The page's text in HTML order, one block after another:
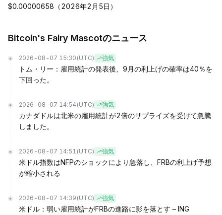
$0.00000658（2026年2月5日）
Bitcoin's Fairy Mascotのニュース
2026-08-07 15:30 (UTC) 強気
トム・リー：雇用統計の発表後、9月の利上げの確率は40％を
下回った。
2026-08-07 14:54 (UTC) 強気
カナダドルは北米の雇用統計が2倍のサプライズを受けて急騰
しました。
2026-08-07 14:51 (UTC) 強気
米ドル指数はNFPのショックにより急落し、FRBの利上げ予想
が縮小される
2026-08-07 14:39 (UTC) 強気
米ドル：弱い雇用統計がFRBの進路に影を落とす – ING